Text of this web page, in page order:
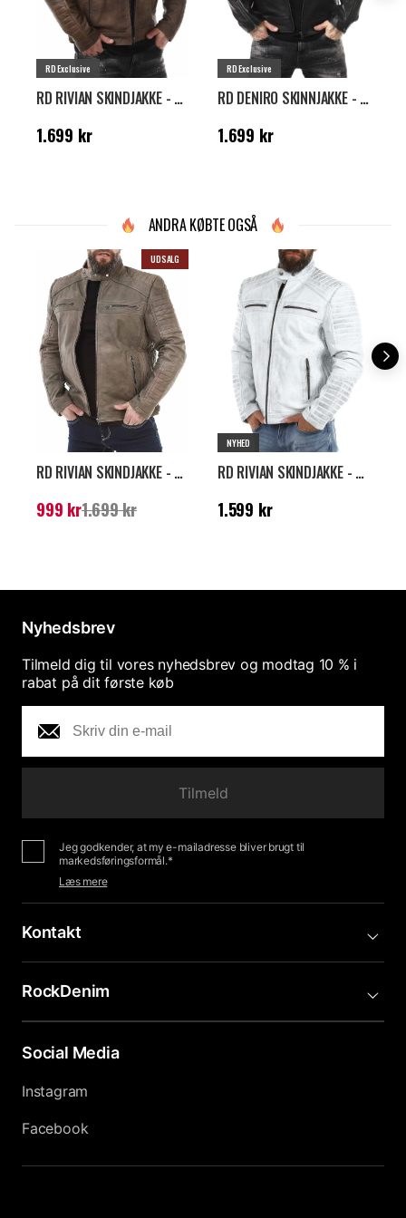
RD Exclusive
RD RIVIAN SKINDJAKKE - BRUN
Pris:1.699 kr
1.699 kr
RD Exclusive
RD DENIRO SKINNJAKKE - SORT
Pris:1.699 kr
1.699 kr
ANDRA KØBTE OGSÅ
UDSALG
RD RIVIAN SKINDJAKKE - TAUPE
Nuværende pris:999
999 kr1.699 kr
NYHED
RD RIVIAN SKINDJAKKE - HVID
Pris:1.599 kr
1.599 kr
Nyhedsbrev
Tilmeld dig til vores nyhedsbrev og modtag 10 % i
rabat på dit første køb
Tilmeld
Jeg godkender, at my e-mailadresse bliver brugt til
markedsføringsformål.*
Læs mere
Kontakt
RockDenim
Social Media
Instagram
Facebook